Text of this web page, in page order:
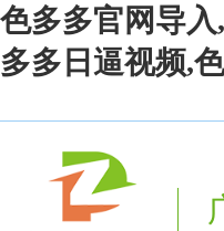
色多多官网导
多多日逼视频,